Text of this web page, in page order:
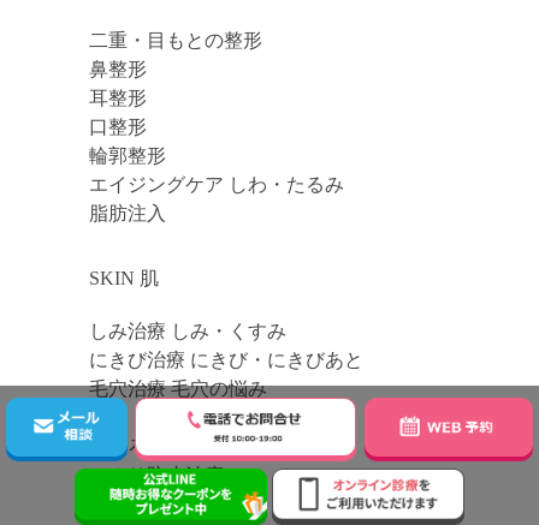
二重・目もとの整形
鼻整形
耳整形
口整形
輪郭整形
エイジングケア しわ・たるみ
脂肪注入
SKIN 肌
しみ治療 しみ・くすみ
にきび治療 にきび・にきびあと
毛穴治療 毛穴の悩み
しわ・たるみ・肌のハリ
ほくろ・イボ
テカリ防止治療